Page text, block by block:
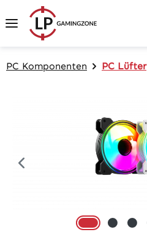
Zum Hauptinhalt springen
PC Komponenten PC Lüfter